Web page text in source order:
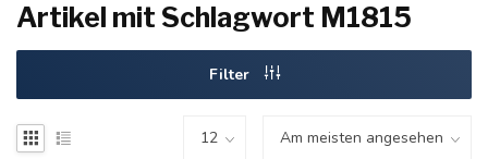
Artikel mit Schlagwort M1815
Filter